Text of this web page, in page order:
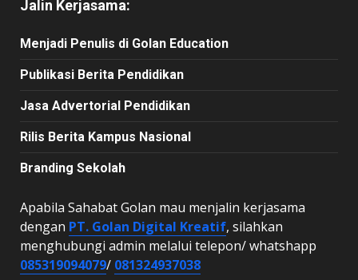
Jalin Kerjasama:
Menjadi Penulis di Golan Education
Publikasi Berita Pendidikan
Jasa Advertorial Pendidikan
Rilis Berita Kampus Nasional
Branding Sekolah
Apabila Sahabat Golan mau menjalin kerjasama
dengan PT. Golan Digital Kreatif, silahkan
menghubungi admin melalui telepon/ whatshapp
085319094079/ 081324937038